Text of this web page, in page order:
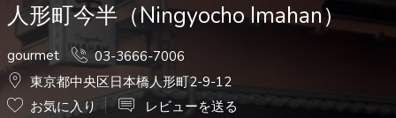
人形町今半（Ningyocho Imahan）
gourmet
03-3666-7006
東京都中央区日本橋人形町2-9-12
お気に入り
レビューを送る